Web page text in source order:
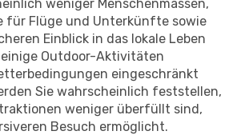
weniger Menschenmassen,
für Flüge und Unterkünfte sowie
Einblick in das lokale Leben
einige Outdoor-Aktivitäten
eingeschränkt
Sie wahrscheinlich feststellen,
weniger überfüllt sind,
Besuch ermöglicht.